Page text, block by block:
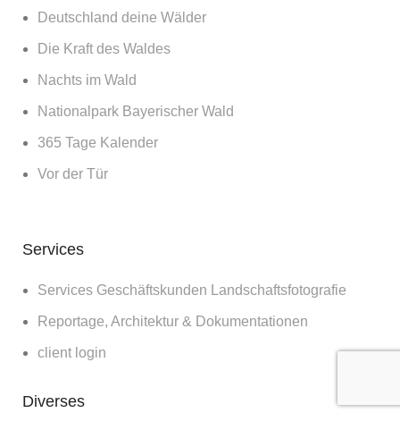
Deutschland deine Wälder
Die Kraft des Waldes
Nachts im Wald
Nationalpark Bayerischer Wald
365 Tage Kalender
Vor der Tür
Services
Services Geschäftskunden Landschaftsfotografie
Reportage, Architektur & Dokumentationen
client login
Diverses